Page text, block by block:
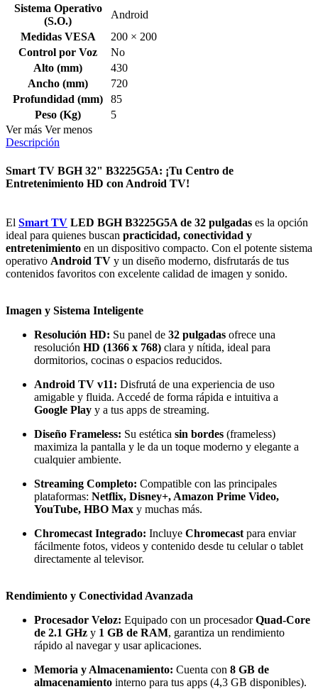
Sistema Operativo
(S.O.)
Android
Medidas VESA
200 × 200
Control por Voz
No
Alto (mm)
430
Ancho (mm)
720
Profundidad (mm)
85
Peso (Kg)
5
Ver más Ver menos
Descripción
Smart TV BGH 32" B3225G5A: ¡Tu Centro de
Entretenimiento HD con Android TV!
El Smart TV LED BGH B3225G5A de 32 pulgadas es la opción
ideal para quienes buscan practicidad, conectividad y
entretenimiento en un dispositivo compacto. Con el potente sistema
operativo Android TV y un diseño moderno, disfrutarás de tus
contenidos favoritos con excelente calidad de imagen y sonido.
Imagen y Sistema Inteligente
Resolución HD: Su panel de 32 pulgadas ofrece una
resolución HD (1366 x 768) clara y nítida, ideal para
dormitorios, cocinas o espacios reducidos.
Android TV v11: Disfrutá de una experiencia de uso
amigable y fluida. Accedé de forma rápida e intuitiva a
Google Play y a tus apps de streaming.
Diseño Frameless: Su estética sin bordes (frameless)
maximiza la pantalla y le da un toque moderno y elegante a
cualquier ambiente.
Streaming Completo: Compatible con las principales
plataformas: Netflix, Disney+, Amazon Prime Video,
YouTube, HBO Max y muchas más.
Chromecast Integrado: Incluye Chromecast para enviar
fácilmente fotos, videos y contenido desde tu celular o tablet
directamente al televisor.
Rendimiento y Conectividad Avanzada
Procesador Veloz: Equipado con un procesadorQuad-Core
de 2.1 GHz y 1 GB de RAM, garantiza un rendimiento
rápido al navegar y usar aplicaciones.
Memoria y Almacenamiento: Cuenta con 8 GB de
almacenamiento interno para tus apps (4,3 GB disponibles).